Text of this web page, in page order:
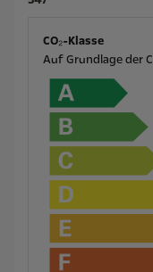
CO₂-Klasse
Auf Grundlage der